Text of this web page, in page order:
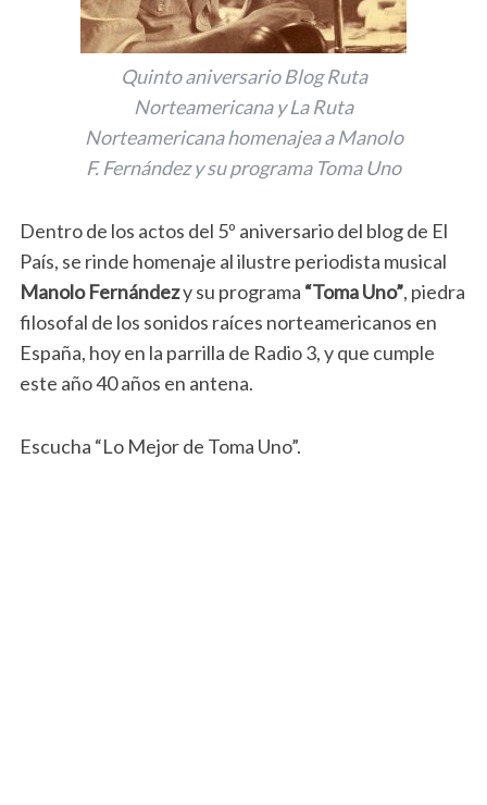
Quinto aniversario Blog Ruta
Norteamericana y La Ruta
Norteamericana homenajea a Manolo
F. Fernández y su programa Toma Uno
Dentro de los actos del 5º aniversario del blog de El
País, se rinde homenaje al ilustre periodista musical
Manolo Fernándezy su programa “Toma Uno”, piedra
filosofal de los sonidos raíces norteamericanos en
España, hoy en la parrilla de Radio 3, y que cumple
este año 40 años en antena.
Escucha “Lo Mejor de Toma Uno”.